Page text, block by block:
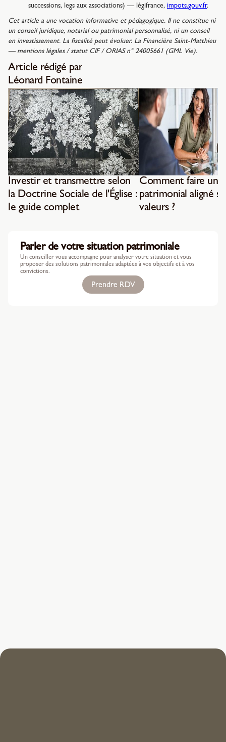
Parler de votre situation patrimoniale
Un conseiller vous accompagne pour analyser votre situation et vous
proposer des solutions patrimoniales adaptées à vos objectifs et à vos
convictions.
Prendre RDV
successions, legs aux associations) — légifrance, impots.gouv.fr.
Cet article a une vocation informative et pédagogique. Il ne constitue ni
un conseil juridique, notarial ou patrimonial personnalisé, ni un conseil
en investissement. La fiscalité peut évoluer. La Financière Saint-Matthieu
— mentions légales / statut CIF / ORIAS n° 24005661 (GML Vie).
Article rédigé par
Léonard Fontaine
Investir et transmettre selon
la Doctrine Sociale de l'Église :
le guide complet
Comment faire un
patrimonial aligné
valeurs ?